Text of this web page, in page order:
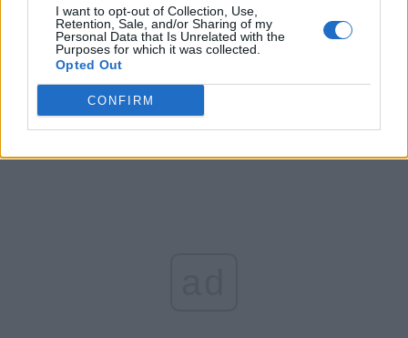
I want to opt-out of Collection, Use,
Retention, Sale, and/or Sharing of my
Personal Data that Is Unrelated with the
Purposes for which it was collected.
Opted Out
CONFIRM
Arată rezultatele
Arhiva sondajelor